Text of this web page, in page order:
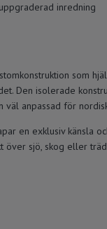
inredning
som
Den isolerade
anpassad för
en exklusiv känsla
över sjö, skog eller